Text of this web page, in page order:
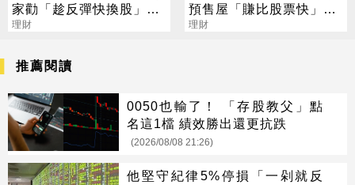
家勸「趁反彈快換股」2
長線黑馬曝光
理財
預售屋「賺比股票快」網
揭殘酷現實
理財
推薦閱讀
0050也輸了！ 「存股教父」點
名這1檔 績效勝出還更抗跌
(2026/08/08 21:26)
他堅守紀律5%停損「一剁就反